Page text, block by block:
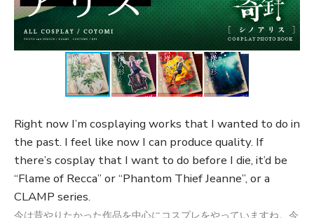
Right now I’m cosplaying works that I wanted to do in
the past. I feel like now I can produce quality. If
there’s cosplay that I want to do before I die, it’d be
“Flame of Recca” or “Phantom Thief Jeanne”, or a
CLAMP series.
今は昔やりたかった作品を中心にコスプレをやっていますね。今